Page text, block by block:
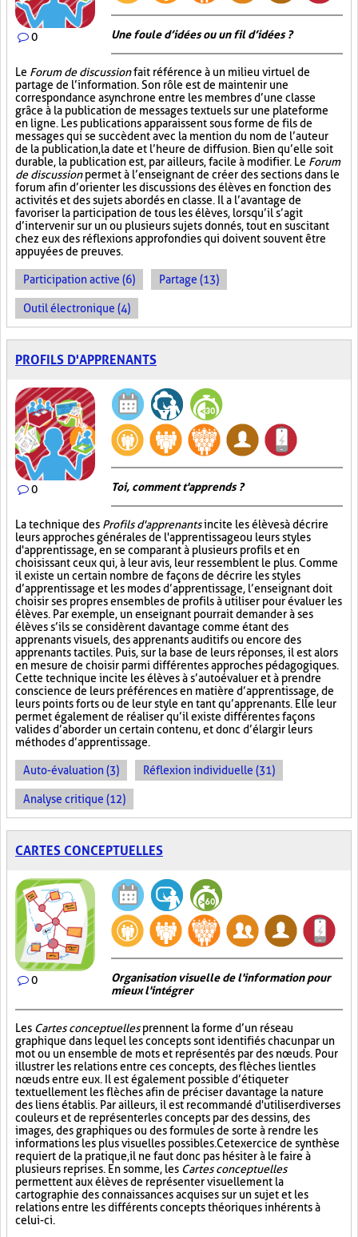
0 Une foule d’idées ou un fil d’idées ?
Le Forum de discussionfait référence à un milieu virtuel de
partage de l’information. Son rôle est de maintenir une
correspondance asynchrone entre les membres d’une classe
grâce à la publication de messages textuels sur une plateforme
en ligne. Les publications apparaissent sous forme de fils de
messages qui se succèdent avec la mention du nom de l’auteur
de la publication, la date et l’heure de diffusion. Bien qu’elle soit
durable, la publication est, par ailleurs, facile à modifier. Le Forum
de discussionpermet à l’enseignant de créer des sections dans le
forum afin d’orienter les discussions des élèves en fonction des
activités et des sujets abordés en classe. Il a l’avantage de
favoriser la participation de tous les élèves, lorsqu’il s’agit
d’intervenir sur un ou plusieurs sujets donnés, tout en suscitant
chez eux des réflexions approfondies qui doivent souvent être
appuyées de preuves.
Participation active (6) Partage (13)
Outil électronique (4)
PROFILS D'APPRENANTS
0 Toi, comment t'apprends ?
La technique des Profils d'apprenantsincite les élèves à décrire
leurs approches générales de l'apprentissage ou leurs styles
d'apprentissage, en se comparant à plusieurs profils et en
choisissant ceux qui, à leur avis, leur ressemblent le plus. Comme
il existe un certain nombre de façons de décrire les styles
d’apprentissage et les modes d’apprentissage, l’enseignant doit
choisir ses propres ensembles de profils à utiliser pour évaluer les
élèves. Par exemple, un enseignant pourrait demander à ses
élèves s’ils se considèrent davantage comme étant des
apprenants visuels, des apprenants auditifs ou encore des
apprenants tactiles. Puis, sur la base de leurs réponses, il est alors
en mesure de choisir parmi différentes approches pédagogiques.
Cette technique incite les élèves à s’autoévaluer et à prendre
conscience de leurs préférences en matière d’apprentissage, de
leurs points forts ou de leur style en tant qu’apprenants. Elle leur
permet également de réaliser qu’il existe différentes façons
valides d’aborder un certain contenu, et donc d’élargir leurs
méthodes d’apprentissage.
Auto-évaluation (3) Réflexion individuelle (31)
Analyse critique (12)
CARTES CONCEPTUELLES
0
Organisation visuelle de l'information pour
mieux l'intégrer
Les Cartes conceptuellesprennent la forme d’un réseau
graphique dans lequel les concepts sont identifiés chacun par un
mot ou un ensemble de mots et représentés par des nœuds. Pour
illustrer les relations entre ces concepts, des flèches lient les
nœuds entre eux. Il est également possible d’étiqueter
textuellement les flèches afin de préciser davantage la nature
des liens établis. Par ailleurs, il est recommandé d'utiliser diverses
couleurs et de représenter les concepts par des dessins, des
images, des graphiques ou des formules de sorte à rendre les
informations les plus visuelles possibles. Cet exercice de synthèse
requiert de la pratique, il ne faut donc pas hésiter à le faire à
plusieurs reprises. En somme, les Cartes conceptuelles
permettent aux élèves de représenter visuellement la
cartographie des connaissances acquises sur un sujet et les
relations entre les différents concepts théoriques inhérents à
celui-ci.